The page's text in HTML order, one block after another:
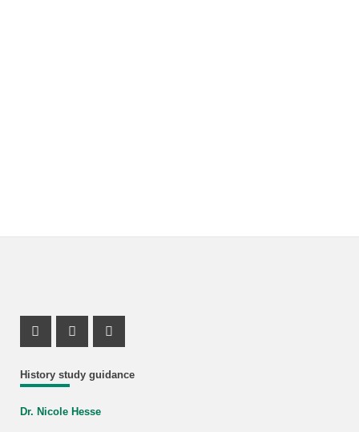
History study guidance
Dr. Nicole Hesse
Instagram Profile
Mastodon Profile
Youtube Profile